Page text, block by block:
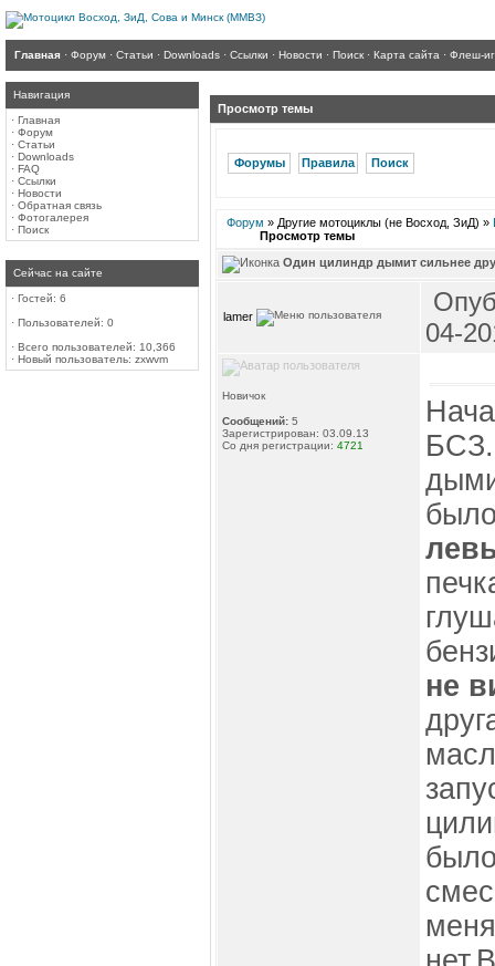
Главная · Форум · Статьи · Downloads · Ссылки · Новости · Поиск · Карта сайта · Флеш-
Навигация
· Главная
· Форум
· Статьи
· Downloads
· FAQ
· Ссылки
· Новости
· Обратная связь
· Фотогалерея
· Поиск
Сейчас на сайте
· Гостей: 6
· Пользователей: 0
· Всего пользователей: 10,366
· Новый пользователь: zxwvm
Просмотр темы
Форумы Правила Поиск
Форум » Другие мотоциклы (не Восход, ЗиД) »
Просмотр темы
Один цилиндр дымит сильнее
lamer
04-
Новичок
Сообщений: 5
Зарегистрирован: 03.09.13
Со дня регистрации: 4721
не